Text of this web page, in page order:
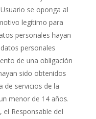
se oponga al
legítimo para
personales hayan
personales
de una obligación
sido obtenidos
de servicios de la
menor de 14 años.
Responsable del